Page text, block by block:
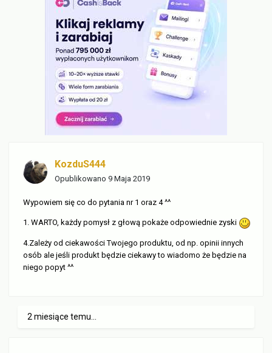
KozduS444
Opublikowano 9 Maja 2019
Wypowiem się co do pytania nr 1 oraz 4 ^^
1. WARTO, każdy pomysł z głową pokaże odpowiednie zyski
4.Zależy od ciekawości Twojego produktu, od np. opinii innych
osób ale jeśli produkt będzie ciekawy to wiadomo że będzie na
niego popyt ^^
2 miesiące temu...